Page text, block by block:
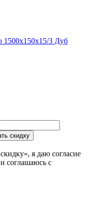
1500х150х15/3 Дуб
скидку
я даю согласие
соглашаюсь с